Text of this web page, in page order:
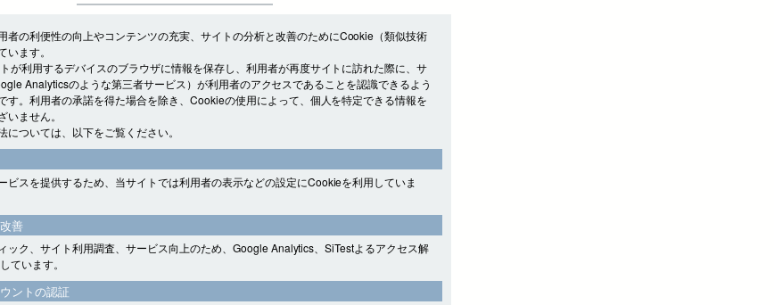
者の利便性の向上やコンテンツの充実、サイトの分析と改善のためにCookie（類似技術
ます。
が利用するデバイスのブラウザに情報を保存し、利用者が再度サイトに訪れた際に、サ
Analyticsのような第三者サービス）が利用者のアクセスであることを認識できるよう
す。利用者の承諾を得た場合を除き、Cookieの使用によって、個人を特定できる情報を
ません。
については、以下をご覧ください。
ビスを提供するため、当サイトでは利用者の表示などの設定にCookieを利用していま
善
ック、サイト利用調査、サービス向上のため、Google Analytics、SiTestよるアクセス解
ています。
ントの認証